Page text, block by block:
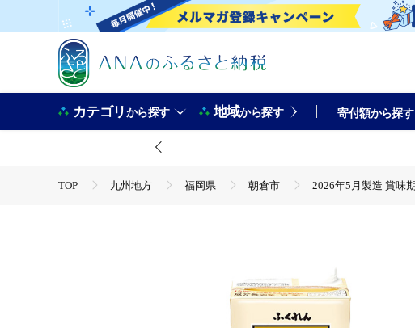
カテゴリから探す 地域から探す 寄付額から探す
TOP 九州地方 福岡県 朝倉市 2026年5月製造 賞味